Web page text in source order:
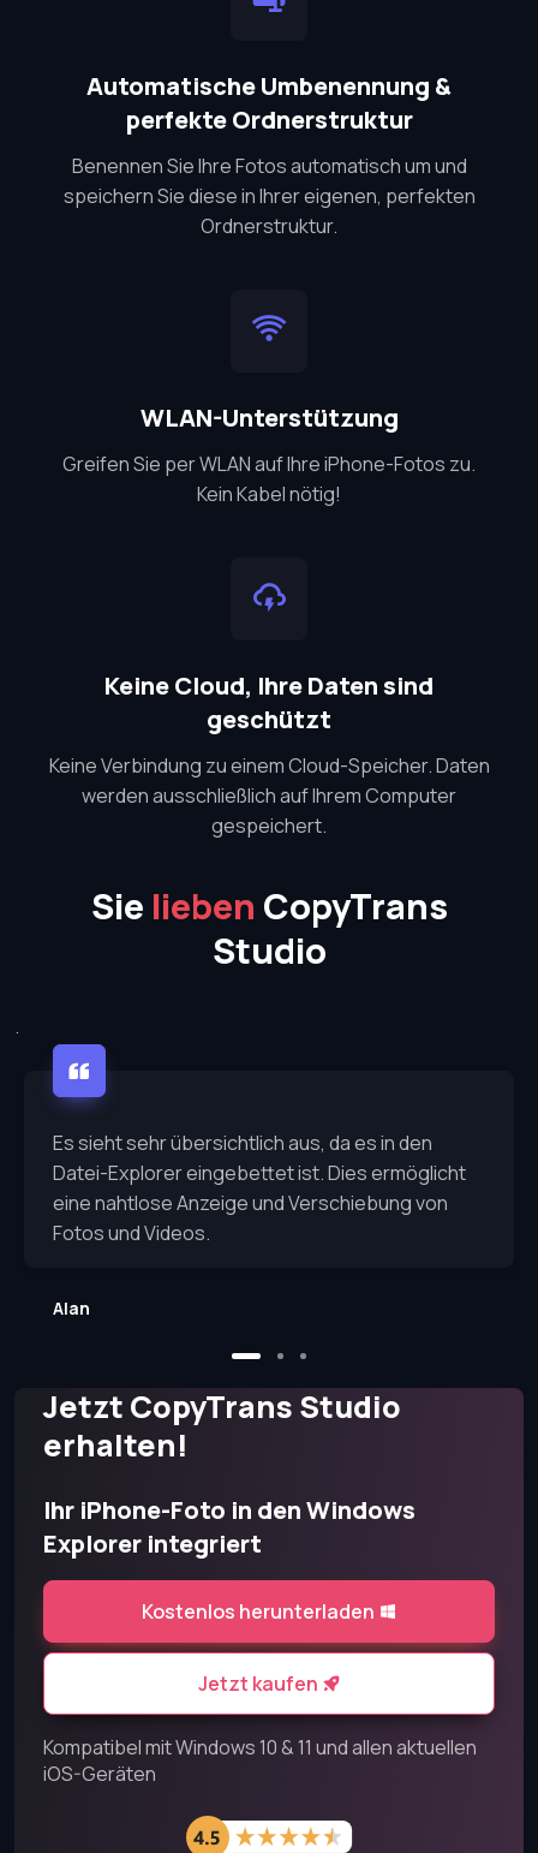
Automatische Umbenennung &
perfekte Ordnerstruktur
Benennen Sie Ihre Fotos automatisch um und
speichern Sie diese in Ihrer eigenen, perfekten
Ordnerstruktur.
WLAN-Unterstützung
Greifen Sie per WLAN auf Ihre iPhone-Fotos zu.
Kein Kabel nötig!
Keine Cloud, Ihre Daten sind
geschützt
Keine Verbindung zu einem Cloud-Speicher. Daten
werden ausschließlich auf Ihrem Computer
gespeichert.
Sie lieben CopyTrans
Studio
.
Es sieht sehr übersichtlich aus, da es in den
Datei-Explorer eingebettet ist. Dies ermöglicht
eine nahtlose Anzeige und Verschiebung von
Fotos und Videos.
Alan
Jetzt CopyTrans Studio
erhalten!
Ihr iPhone-Foto in den Windows
Explorer integriert
Kostenlos herunterladen
Jetzt kaufen
Kompatibel mit Windows 10 & 11 und allen aktuellen
iOS-Geräten